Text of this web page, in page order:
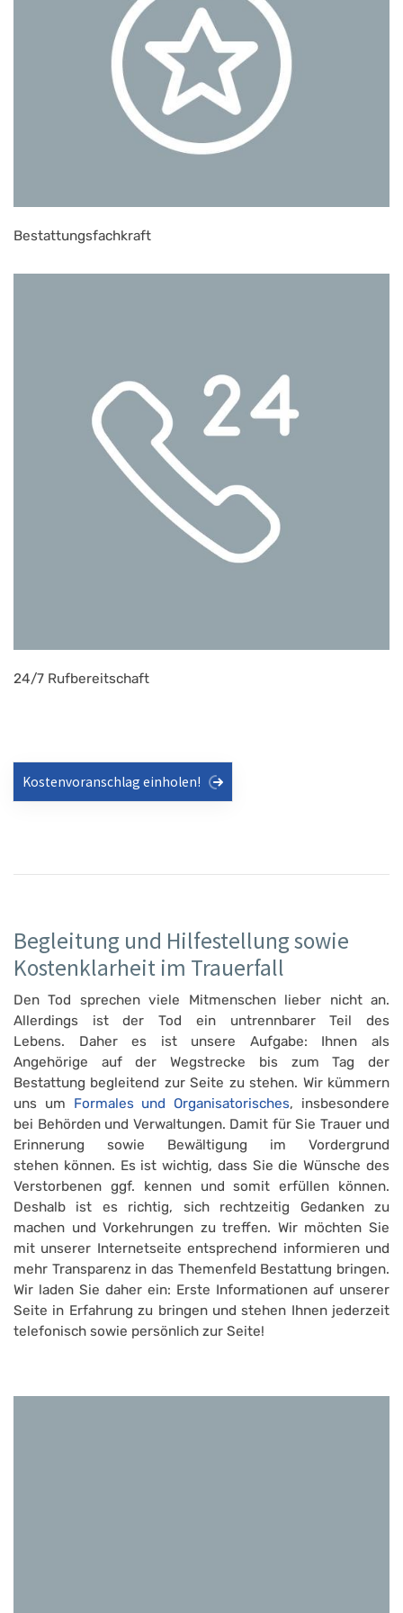
Bestattungsfachkraft
24/7 Rufbereitschaft
Kostenvoranschlag einholen!
Begleitung und Hilfestellung sowie
Kostenklarheit im Trauerfall
Den Tod sprechen viele Mitmenschen lieber nicht an.
Allerdings ist der Tod ein untrennbarer Teil des
Lebens. Daher es ist unsere Aufgabe: Ihnen als
Angehörige auf der Wegstrecke bis zum Tag der
Bestattung begleitend zur Seite zu stehen. Wir kümmern
uns um Formales und Organisatorisches, insbesondere
bei Behörden und Verwaltungen. Damit für Sie Trauer und
Erinnerung sowie Bewältigung im Vordergrund
stehen können. Es ist wichtig, dass Sie die Wünsche des
Verstorbenen ggf. kennen und somit erfüllen können.
Deshalb ist es richtig, sich rechtzeitig Gedanken zu
machen und Vorkehrungen zu treffen. Wir möchten Sie
mit unserer Internetseite entsprechend informieren und
mehr Transparenz in das Themenfeld Bestattung bringen.
Wir laden Sie daher ein: Erste Informationen auf unserer
Seite in Erfahrung zu bringen und stehen Ihnen jederzeit
telefonisch sowie persönlich zur Seite!